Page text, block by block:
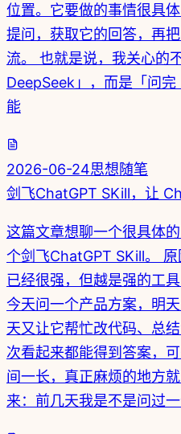
位置。它要做的事情很具
提问，获取它的回答，再
流。 也就是说，我关心的
DeepSeek」，而是「问
能
2026-06-24思想随笔
剑飞ChatGPT SKill，让
这篇文章想聊一个很具体
个剑飞ChatGPT SKill。
已经很强，但越是强的工
今天问一个产品方案，明
天又让它帮忙改代码、总
次看起来都能得到答案，
间一长，真正麻烦的地方
来：前几天我是不是问过